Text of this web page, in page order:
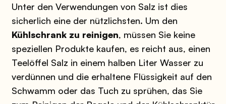
Unter den Verwendungen von Salz ist dies
sicherlich eine der nützlichsten. Um den
Kühlschrank zu reinigen, müssen Sie keine
speziellen Produkte kaufen, es reicht aus, einen
Teelöffel Salz in einem halben Liter Wasser zu
verdünnen und die erhaltene Flüssigkeit auf den
Schwamm oder das Tuch zu sprühen, das Sie